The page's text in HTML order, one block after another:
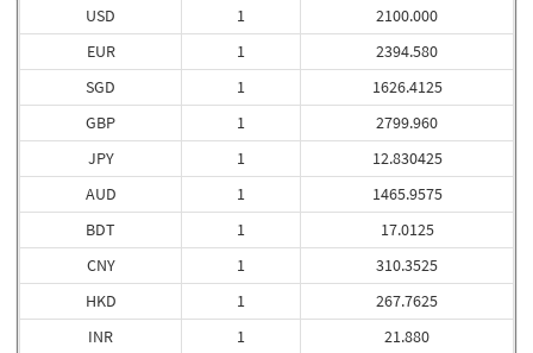
USD
EUR
SGD
GBP
JPY
AUD
BDT
CNY
HKD
INR
1
1
1
1
1
1
1
1
1
1
2100.000
2394.580
1626.4125
2799.960
12.830425
1465.9575
17.0125
310.3525
267.7625
21.880